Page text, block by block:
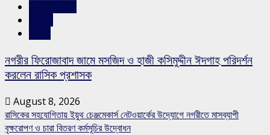
নগরীর ফিরোজাবাদ জামে মসজিদ ও হাজী কসিমুদ্দীন ঈদগাহ পরিদর্শন
করলেন রাসিক প্রশাসক
August 8, 2026
রাসিকের সহযোগিতায় ইয়ুথ চেঞ্জমেকার্স নেটওয়ার্কের উদ্যোগে নগরীতে মাসব্যাপী
বৃক্ষরোপণ ও চারা বিতরণ কর্মসূচির উদ্বোধন